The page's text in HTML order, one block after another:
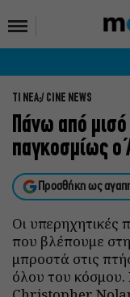
ΤΙ ΝΕΑ; CINE NEWS
Πάνω από
παγκοσμίως ο
Προσθήκη ως
Οι υπερηχητικές
που βλέπουμε
μπροστά στις
όλου του κόσμου.